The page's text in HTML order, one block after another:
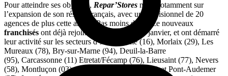
Pour atteindre ses objectifs, Repar’Stores mise notamment sur
l’expansion de son réseau français, avec un prévisionnel de 20
agences de plus cette année. Pas moins de douze nouveaux
franchisés ont déjà rejoint l’enseigne depuis janvier, et ont démarré
leur activité sur les secteurs d’Angoulême (16), Morlaix (29), Les
Mureaux (78), Bry-sur-Marne (94), Deuil-la-Barre
(95), Carcassonne (11) Etretat/Fécamp (76), Lieusaint (77), Nevers
(58), Montluçon (03), Auch/L’Isle-Jourdain (32) et Pont-Audemer